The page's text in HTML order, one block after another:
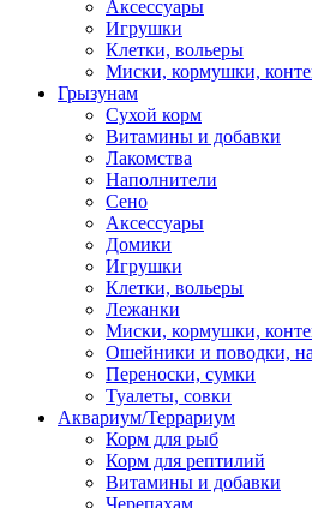
Аксессуары
Игрушки
Клетки, вольеры
Миски, кормушки,
Грызунам
Сухой корм
Витамины и добавки
Лакомства
Наполнители
Сено
Аксессуары
Домики
Игрушки
Клетки, вольеры
Лежанки
Миски, кормушки,
Ошейники и поводки,
Переноски, сумки
Туалеты, совки
Аквариум/Террариум
Корм для рыб
Корм для рептилий
Витамины и добавки
Черепахам